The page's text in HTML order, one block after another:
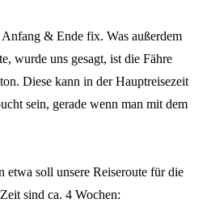
& Ende fix. Was außerdem
wurde uns gesagt, ist die Fähre
Diese kann in der Hauptreisezeit
sein, gerade wenn man mit dem
soll unsere Reiseroute für die
sind ca. 4 Wochen: